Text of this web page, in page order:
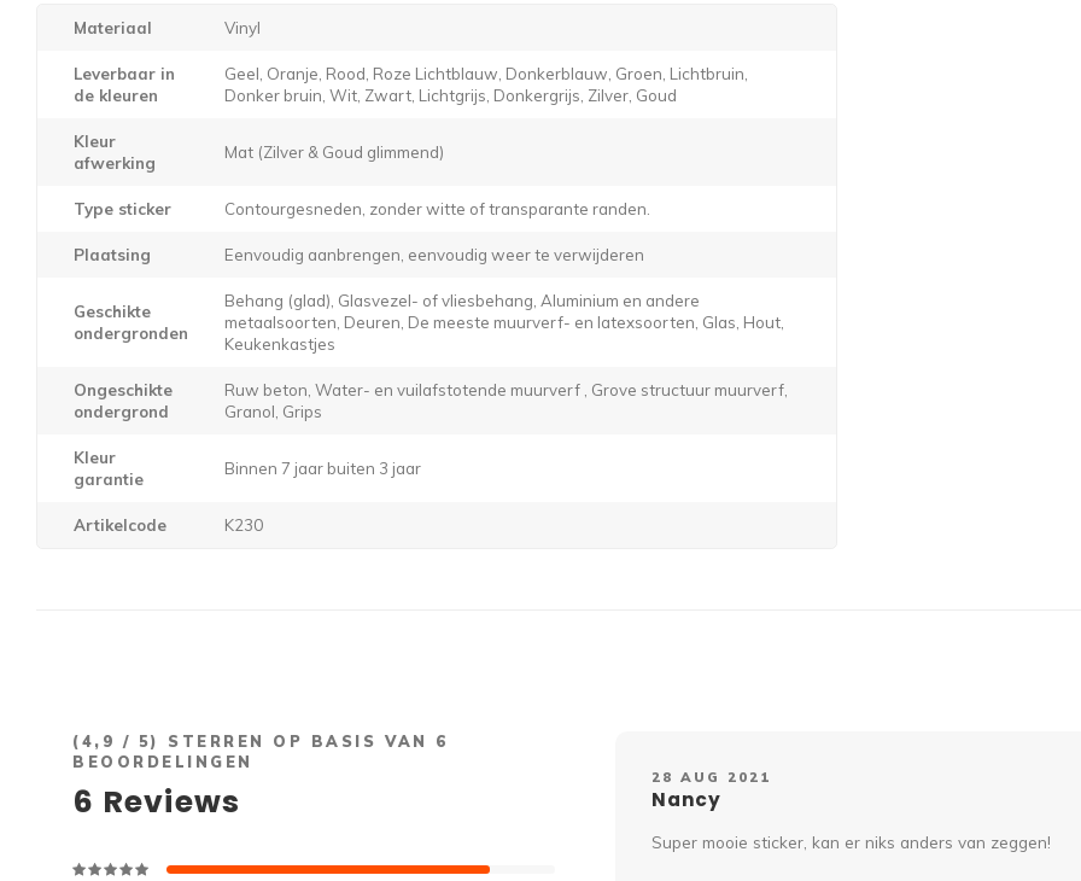
Materiaal Vinyl
Leverbaar in
de kleuren
Geel, Oranje, Rood, Roze Lichtblauw, Donkerblauw, Groen, Lichtbruin,
Donker bruin, Wit, Zwart, Lichtgrijs, Donkergrijs, Zilver, Goud
Kleur
afwerking
Mat (Zilver & Goud glimmend)
Type sticker Contourgesneden, zonder witte of transparante randen.
Plaatsing Eenvoudig aanbrengen, eenvoudig weer te verwijderen
Geschikte
ondergronden
Behang (glad), Glasvezel- of vliesbehang, Aluminium en andere
metaalsoorten, Deuren, De meeste muurverf- en latexsoorten, Glas, Hout,
Keukenkastjes
Ongeschikte
ondergrond
Ruw beton, Water- en vuilafstotende muurverf , Grove structuur muurverf,
Granol, Grips
Kleur
garantie
Binnen 7 jaar buiten 3 jaar
Artikelcode K230
(4,9 / 5) STERREN OP BASIS VAN 6
BEOORDELINGEN
6 Reviews
28 AUG 2021
Nancy
Super mooie sticker, kan er niks anders van zeggen!